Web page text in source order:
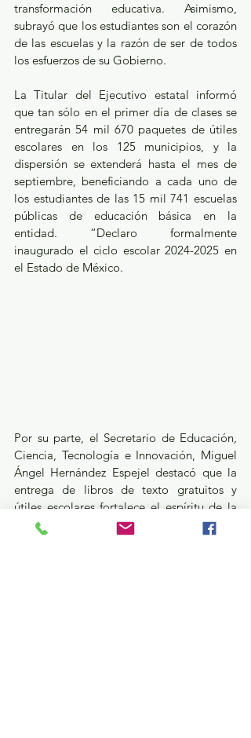
transformación educativa. Asimismo,
subrayó que los estudiantes son el corazón
de las escuelas y la razón de ser de todos
los esfuerzos de su Gobierno.
La Titular del Ejecutivo estatal informó
que tan sólo en el primer día de clases se
entregarán 54 mil 670 paquetes de útiles
escolares en los 125 municipios, y la
dispersión se extenderá hasta el mes de
septiembre, beneficiando a cada uno de
los estudiantes de las 15 mil 741 escuelas
públicas de educación básica en la
entidad. “Declaro formalmente
inaugurado el ciclo escolar 2024-2025 en
el Estado de México.
Por su parte, el Secretario de Educación,
Ciencia, Tecnología e Innovación, Miguel
Ángel Hernández Espejel destacó que la
entrega de libros de texto gratuitos y
útiles escolares fortalece el espíritu de la
comunidad estudiantil, para que cuenten